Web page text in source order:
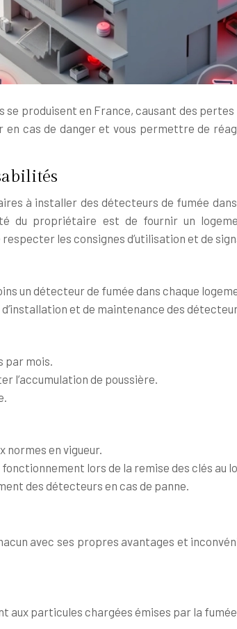
se produisent en France, causant des
cas de danger et vous permettre de
à installer des détecteurs de fumée
du propriétaire est de fournir un
les consignes d’utilisation et de
un détecteur de fumée dans chaque
et de maintenance des
par mois.
l’accumulation de poussière.
normes en vigueur.
lors de la remise des clés au
des détecteurs en cas de panne.
avec ses propres avantages et
aux particules chargées émises par la